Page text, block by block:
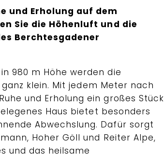
und Erholung auf dem
Sie die Höhenluft und die
Berchtesgadener
980 m Höhe werden die
klein. Mit jedem Meter nach
und Erholung ein großes Stück
Haus bietet besonders
Abwechslung. Dafür sorgt
Hoher Göll und Reiter Alpe,
und das heilsame